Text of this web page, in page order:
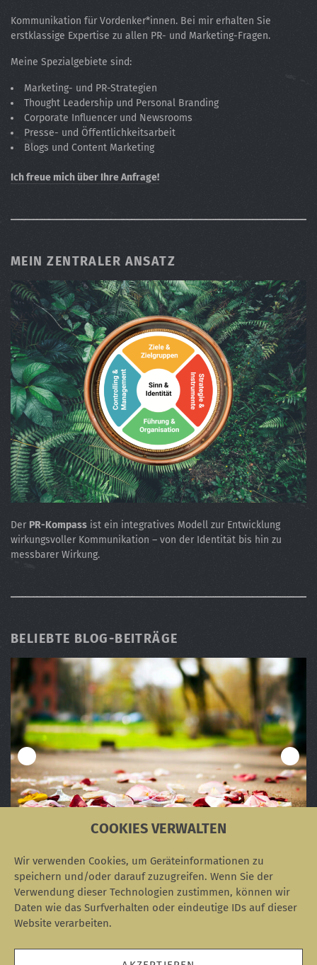
COOKIES VERWALTEN
Wir verwenden Cookies, um Geräteinformationen zu
speichern und/oder darauf zuzugreifen. Wenn Sie der
Verwendung dieser Technologien zustimmen, können wir
Daten wie das Surfverhalten oder eindeutige IDs auf dieser
Website verarbeiten.
Kommunikation für Vordenker*innen. Bei mir erhalten Sie
erstklassige Expertise zu allen PR- und Marketing-Fragen.
Meine Spezialgebiete sind:
Marketing- und PR-Strategien
Thought Leadership und Personal Branding
Corporate Influencer und Newsrooms
Presse- und Öffentlichkeitsarbeit
Blogs und Content Marketing
Ich freue mich über Ihre Anfrage!
MEIN ZENTRALER ANSATZ
Der PR-Kompass ist ein integratives Modell zur Entwicklung
wirkungsvoller Kommunikation – von der Identität bis hin zu
messbarer Wirkung.
BELIEBTE BLOG-BEITRÄGE
SOZIALE NETZWERKE
instagram.comlinkedin.com
RSS